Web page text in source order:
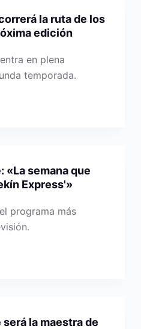
la ruta de los
edición
en plena
temporada.
«La semana que
Express'»
programa más
la maestra de